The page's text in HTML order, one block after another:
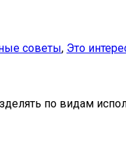
советы, Это
по видам